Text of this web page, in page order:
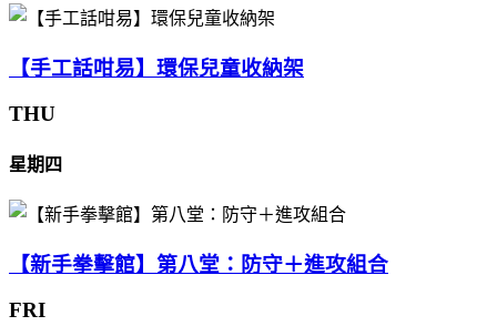
【手工話咁易】環保兒童收納架
THU
星期四
【新手拳擊館】第八堂：防守＋進攻組合
FRI